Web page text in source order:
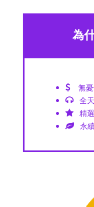
為
無
全
精
永